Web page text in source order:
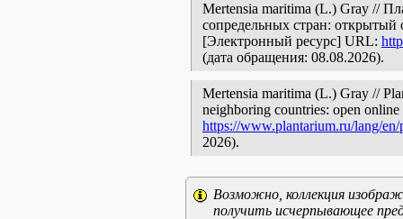
Mertensia maritima (L.) Gray //
сопредельных стран: открытый
[Электронный ресурс] URL:
(дата обращения: 08.08.2026).
Mertensia maritima (L.) Gray //
neighboring countries: open
https://www.plantarium.ru/lang/
2026).
Возможно, коллекция
получить исчерпывающее